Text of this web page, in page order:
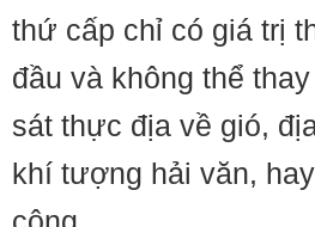
thứ cấp chỉ có giá trị
đầu và không thể
sát thực địa về gió,
khí tượng hải văn,